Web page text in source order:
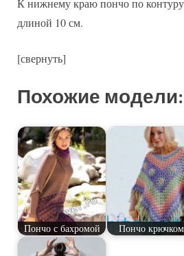
К нижнему краю пончо по
длиной 10 см.
[свернуть]
Похожие модели:
Пончо с бахромой Пончо крючком